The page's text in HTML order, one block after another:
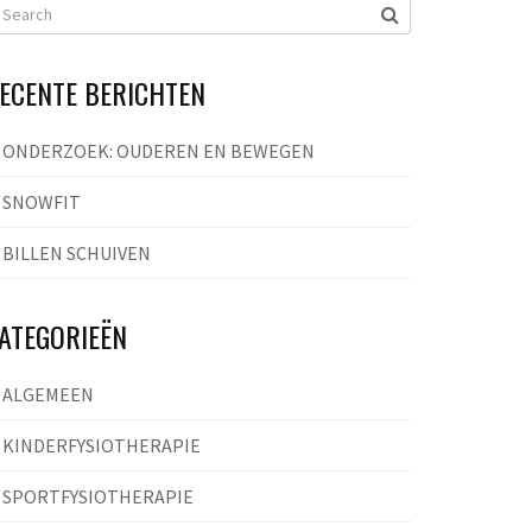
BERICHTEN
ONDERZOEK: OUDEREN EN BEWEGEN
SNOWFIT
BILLEN SCHUIVEN
ALGEMEEN
KINDERFYSIOTHERAPIE
SPORTFYSIOTHERAPIE